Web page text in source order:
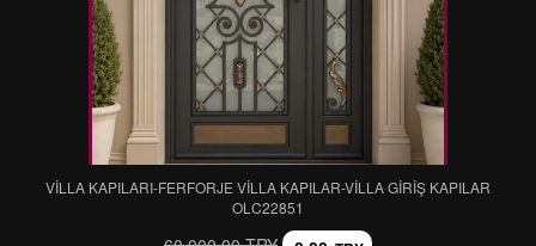
VİLLA KAPILARI-FERFORJE VİLLA KAPILAR-VİLLA GİRİŞ KAPILAR
OLC22851